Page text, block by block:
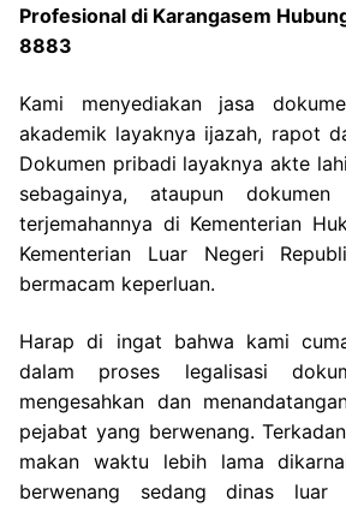
Profesional di Karangasem
8883
Kami menyediakan jasa
akademik layaknya ijazah, rapot
Dokumen pribadi layaknya akte
sebagainya, ataupun
terjemahannya di Kementerian
Kementerian Luar Negeri
bermacam keperluan.
Harap di ingat bahwa kami
dalam proses legalisasi
mengesahkan dan
pejabat yang berwenang.
makan waktu lebih lama
berwenang sedang dinas luar